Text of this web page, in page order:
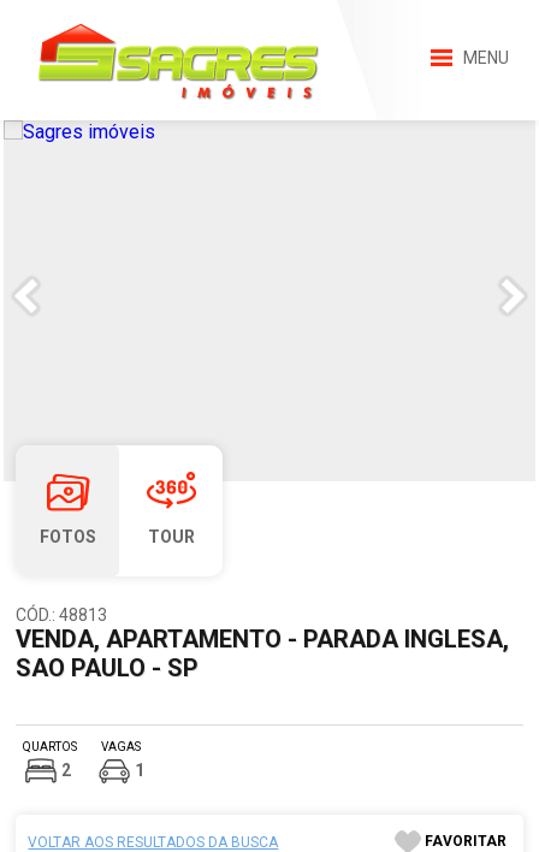
MENU
FOTOS TOUR
CÓD.: 48813
VENDA, APARTAMENTO - PARADA INGLESA,
SAO PAULO - SP
QUARTOS
2
VAGAS
1
VOLTAR AOS RESULTADOS DA BUSCA FAVORITAR